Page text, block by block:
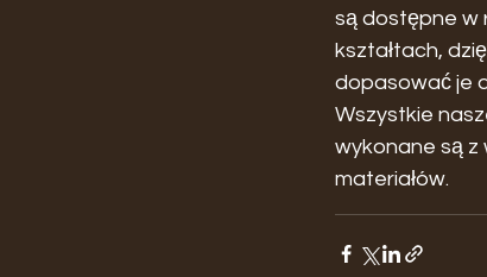
są dostępne w
kształtach,
dopasować je
Wszystkie
wykonane są z
materiałów.